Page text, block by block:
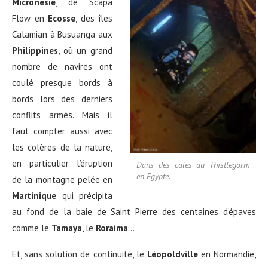
Dans des cales du Thistlegorm
en Egypte.
Micronésie, de Scapa
Flow en Ecosse, des îles
Calamian à Busuanga aux
Philippines, où un grand
nombre de navires ont
coulé presque bords à
bords lors des derniers
conflits armés. Mais il
faut compter aussi avec
les colères de la nature,
en particulier l’éruption
de la montagne pelée en
Martinique qui précipita
au fond de la baie de Saint Pierre des centaines d’épaves
comme le Tamaya, le Roraima…
Et, sans solution de continuité, le Léopoldville en Normandie,